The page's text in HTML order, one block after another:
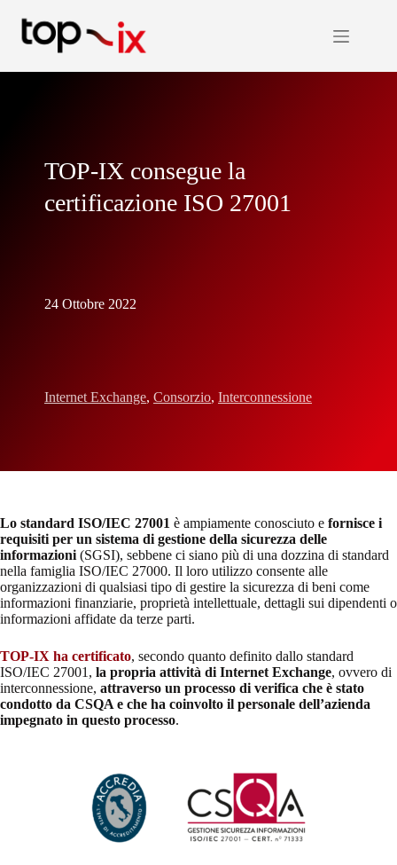
contenuto
TOP-IX consegue la
certificazione ISO 27001
24 Ottobre 2022
Internet Exchange, Consorzio, Interconnessione
Lo standard ISO/IEC 27001 è ampiamente conosciuto e fornisce i
requisiti per un sistema di gestione della sicurezza delle
informazioni (SGSI), sebbene ci siano più di una dozzina di standard
nella famiglia ISO/IEC 27000. Il loro utilizzo consente alle
organizzazioni di qualsiasi tipo di gestire la sicurezza di beni come
informazioni finanziarie, proprietà intellettuale, dettagli sui dipendenti o
informazioni affidate da terze parti.
TOP-IX ha certificato, secondo quanto definito dallo standard
ISO/IEC 27001, la propria attività di Internet Exchange, ovvero di
interconnessione, attraverso un processo di verifica che è stato
condotto da CSQA e che ha coinvolto il personale dell’azienda
impegnato in questo processo.